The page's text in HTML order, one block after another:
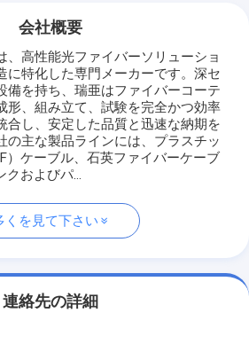
会社概要
、高性能光ファイバーソリューショ
に特化した専門メーカーです。深セ
備を持ち、瑞亜はファイバーコーテ
形、組み立て、試験を完全かつ効率
合し、安定した品質と迅速な納期を
の主な製品ラインには、プラスチッ
）ケーブル、石英ファイバーケーブ
およびパ...
くを見て下さい
連絡先の詳細